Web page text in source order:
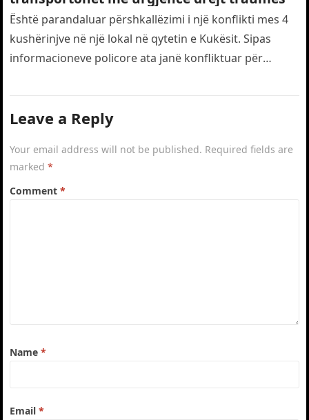
Është parandaluar përshkallëzimi i një konflikti mes 4
kushërinjve në një lokal në qytetin e Kukësit. Sipas
informacioneve policore ata janë konfliktuar për
Leave a Reply
Your email address will not be published. Required fields are
marked*
Comment*
Name*
Email*